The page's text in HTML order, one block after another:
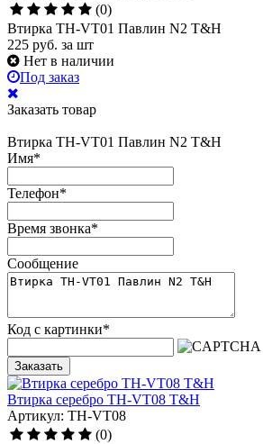
(0)
Втирка TH-VT01 Павлин N2 T&H
225 руб. за шт
Нет в наличии
Под заказ
Заказать товар
Втирка TH-VT01 Павлин N2 T&H
Имя*
Телефон*
Время звонка*
Сообщение
Код с картинки*
Заказать
Втирка серебро TH-VT08 T&H
Артикул: TH-VT08
(0)